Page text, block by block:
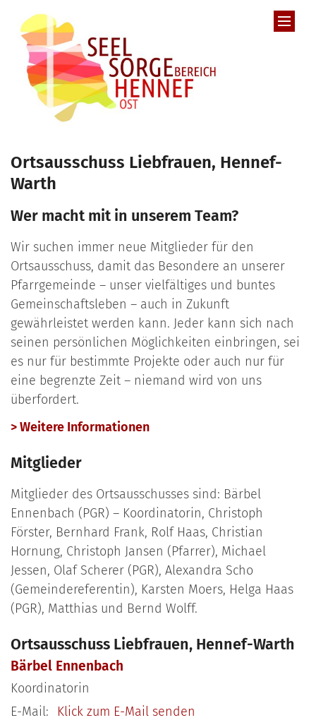
Ortsausschuss Liebfrauen, Hennef-
Warth
Wer macht mit in unserem Team?
Wir suchen immer neue Mitglieder für den
Ortsausschuss, damit das Besondere an unserer
Pfarrgemeinde – unser vielfältiges und buntes
Gemeinschaftsleben – auch in Zukunft
gewährleistet werden kann. Jeder kann sich nach
seinen persönlichen Möglichkeiten einbringen, sei
es nur für bestimmte Projekte oder auch nur für
eine begrenzte Zeit – niemand wird von uns
überfordert.
> Weitere Informationen
Mitglieder
Mitglieder des Ortsausschusses sind: Bärbel
Ennenbach (PGR) – Koordinatorin, Christoph
Förster, Bernhard Frank, Rolf Haas, Christian
Hornung, Christoph Jansen (Pfarrer), Michael
Jessen, Olaf Scherer (PGR), Alexandra Scho
(Gemeindereferentin), Karsten Moers, Helga Haas
(PGR), Matthias und Bernd Wolff.
Ortsausschuss Liebfrauen, Hennef-Warth
Bärbel Ennenbach
Koordinatorin
E-Mail:
Klick zum E-Mail senden